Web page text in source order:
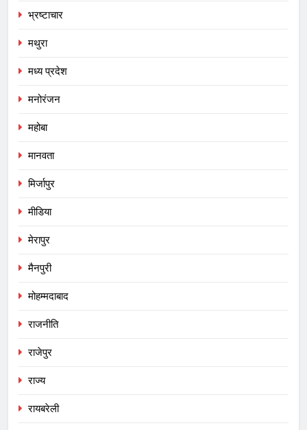
भ्रष्टाचार
मथुरा
मध्य प्रदेश
मनोरंजन
महोबा
मानवता
मिर्जापुर
मीडिया
मेरापुर
मैनपुरी
मोहम्मदाबाद
राजनीति
राजेपुर
राज्य
रायबरेली